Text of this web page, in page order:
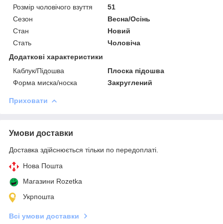
Розмір чоловічого взуття
51
Сезон
Весна/Осінь
Стан
Новий
Стать
Чоловіча
Додаткові характеристики
Каблук/Підошва
Плоска підошва
Форма миска/носка
Закруглений
Приховати
Умови доставки
Доставка здійснюється тільки по передоплаті.
Нова Пошта
Магазини Rozetka
Укрпошта
Всі умови доставки